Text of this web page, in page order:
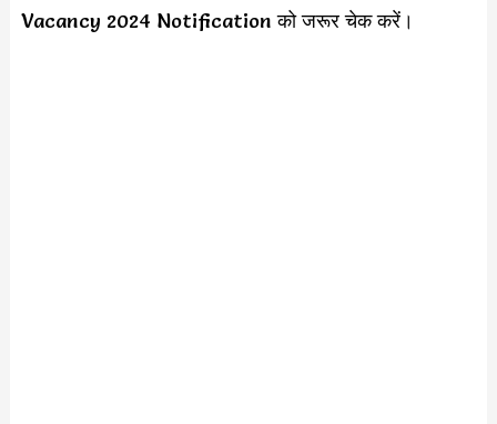
Vacancy 2024 Notification को जरूर चेक करें।